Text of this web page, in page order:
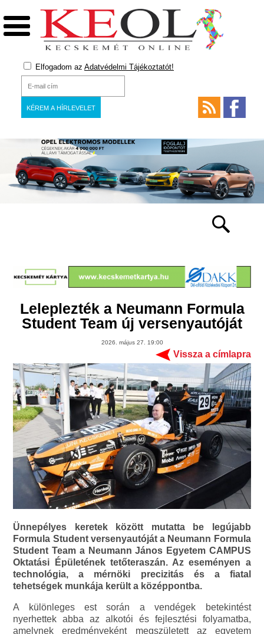
Elfogadom az Adatvédelmi Tájékoztatót!
Leleplezték a Neumann Formula
Student Team új versenyautóját
2026. május 27. 19:00
Vissza a címlapra
Ünnepélyes keretek között mutatta be legújabb
Formula Student versenyautóját a Neumann Formula
Student Team a Neumann János Egyetem CAMPUS
Oktatási Épületének tetőteraszán. Az eseményen a
technológia, a mérnöki precizitás és a fiatal
tehetségek munkája került a középpontba.
A különleges est során a vendégek betekintést
nyerhettek abba az alkotói és fejlesztési folyamatba,
amelynek eredményeként megszületett az egyetem